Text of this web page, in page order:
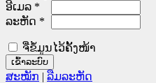
ອີເມລ *
ລະຫັດ *
ຈື່ຂໍ້ມູນໄວ້ຄັ້ງໜ້າ
ສະໝັກ | ລືມລະຫັດ